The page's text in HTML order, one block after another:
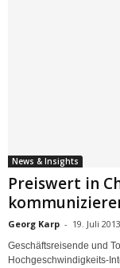
News & Insights
Preiswert in
Georg Karp - 19. Juli 2013
Geschäftsreisende und
Hochgeschwindigkeits-